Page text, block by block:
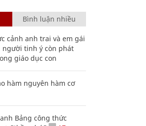
Bình luận nhiều
cảnh anh trai và em gái
tinh ý còn phát
giáo dục con
hàm nguyên hàm cơ
Bảng công thức